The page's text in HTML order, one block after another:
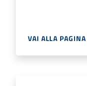
VAI ALLA PAGINA